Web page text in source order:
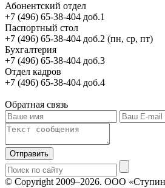
Абонентский отдел
+7 (496) 65-38-404 доб.1
Паспортный стол
+7 (496) 65-38-404 доб.2 (пн, ср, пт)
Бухгалтерия
+7 (496) 65-38-404 доб.3
Отдел кадров
+7 (496) 65-38-404 доб.4
Обратная связь
Отправить
© Copyright 2009–2026. ООО